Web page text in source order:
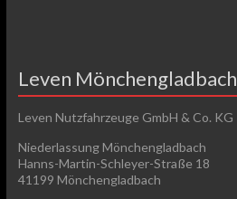
Leven Mönchengladbach
Leven Nutzfahrzeuge GmbH & Co. KG
Niederlassung Mönchengladbach
Hanns-Martin-Schleyer-Straße 18
41199 Mönchengladbach